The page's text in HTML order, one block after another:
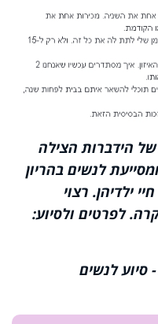
הידברות הצילה
לנשים בהריון
ילדיהן. רצוי
לפרטים ולסיוע:
לנשים